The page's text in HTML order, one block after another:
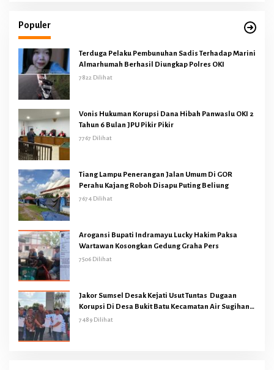
Populer
Terduga Pelaku Pembunuhan Sadis Terhadap Marini
Almarhumah Berhasil Diungkap Polres OKI
7822 Dilihat
Vonis Hukuman Korupsi Dana Hibah Panwaslu OKI 2
Tahun 6 Bulan JPU Pikir Pikir
7767 Dilihat
Tiang Lampu Penerangan Jalan Umum Di GOR
Perahu Kajang Roboh Disapu Puting Beliung
7674 Dilihat
Arogansi Bupati Indramayu Lucky Hakim Paksa
Wartawan Kosongkan Gedung Graha Pers
7506 Dilihat
Jakor Sumsel Desak Kejati Usut Tuntas Dugaan
Korupsi Di Desa Bukit Batu Kecamatan Air Sugihan
OKI
7489 Dilihat